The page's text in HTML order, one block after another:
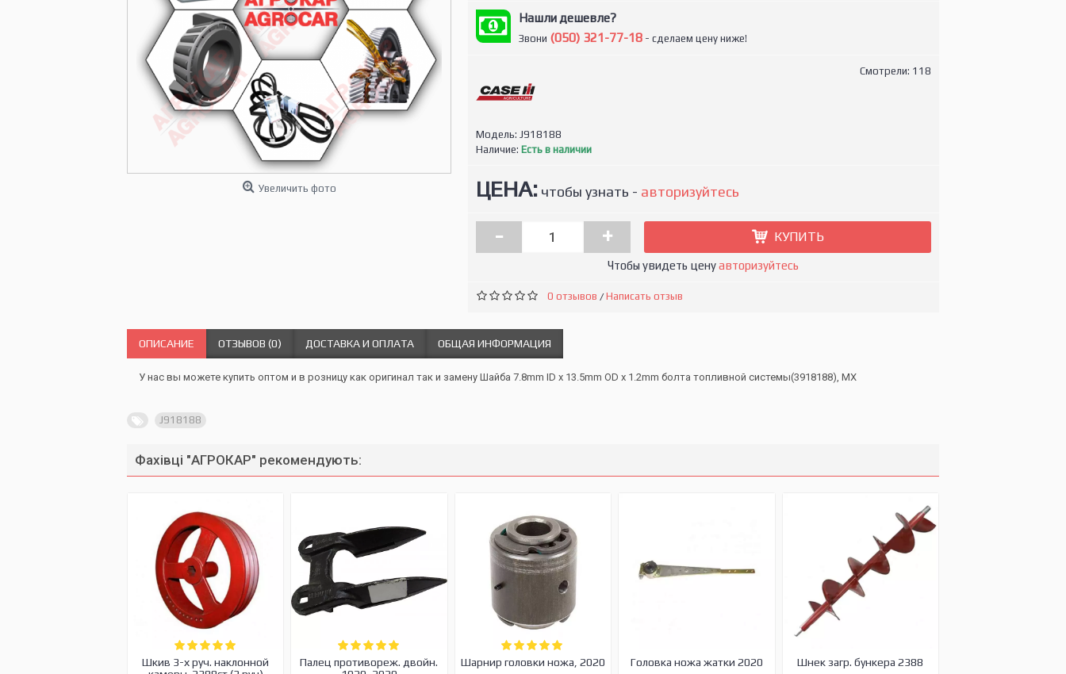
Увеличить фото
Нашли дешевле?
Звони (050) 321-77-18- сделаем цену ниже!
Смотрели: 118
Модель: J918188
Наличие: Есть в наличии
ЦЕНА:чтобы узнать - авторизуйтесь
- + КУПИТЬ
Чтобы увидеть ценуавторизуйтесь
0 отзывов /Написать отзыв
ОПИСАНИЕ ОТЗЫВОВ (0) ДОСТАВКА И ОПЛАТА ОБЩАЯ ИНФОРМАЦИЯ
У нас вы можете купить оптом и в розницу как оригинал так и замену Шайба 7.8mm ID x 13.5mm OD x 1.2mm болта топливной системы(3918188), MX
J918188
Фахівці "АГРОКАР" рекомендують:
Шкив 3-х руч. наклонной
Палец противореж. двойн.
Шарнир головки ножа, 2020 Головка ножа жатки 2020 Шнек загр. бункера 2388